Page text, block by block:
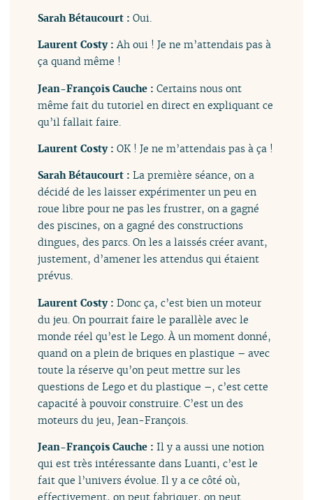
Sarah Bétaucourt :Oui.
Laurent Costy :Ah oui ! Je ne m’attendais pas à
ça quand même !
Jean-François Cauche :Certains nous ont
même fait du tutoriel en direct en expliquant ce
qu’il fallait faire.
Laurent Costy :OK ! Je ne m’attendais pas à ça !
Sarah Bétaucourt :La première séance, on a
décidé de les laisser expérimenter un peu en
roue libre pour ne pas les frustrer, on a gagné
des piscines, on a gagné des constructions
dingues, des parcs. On les a laissés créer avant,
justement, d’amener les attendus qui étaient
prévus.
Laurent Costy :Donc ça, c’est bien un moteur
du jeu. On pourrait faire le parallèle avec le
monde réel qu’est le Lego. À un moment donné,
quand on a plein de briques en plastique – avec
toute la réserve qu’on peut mettre sur les
questions de Lego et du plastique –, c’est cette
capacité à pouvoir construire. C’est un des
moteurs du jeu, Jean-François.
Jean-François Cauche :Il y a aussi une notion
qui est très intéressante dans Luanti, c’est le
fait que l’univers évolue. Il y a ce côté où,
effectivement, on peut fabriquer, on peut